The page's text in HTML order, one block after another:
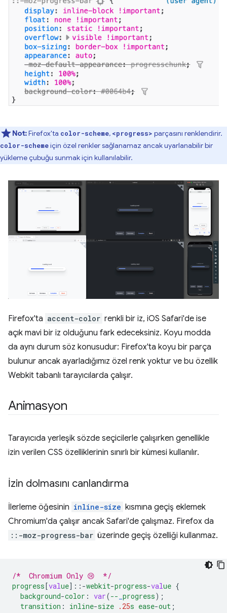
Not:Firefox'ta color-scheme, <progress> parçasını renklendirir.
color-schemeiçin özel renkler sağlanamaz ancak uyarlanabilir bir
yükleme çubuğu sunmak için kullanılabilir.
Firefox'ta accent-color renkli bir iz, iOS Safari'de ise
açık mavi bir iz olduğunu fark edeceksiniz. Koyu modda
da aynı durum söz konusudur: Firefox'ta koyu bir parça
bulunur ancak ayarladığımız özel renk yoktur ve bu özellik
Webkit tabanlı tarayıcılarda çalışır.
Animasyon
Tarayıcıda yerleşik sözde seçicilerle çalışırken genellikle
izin verilen CSS özelliklerinin sınırlı bir kümesi kullanılır.
İzin dolmasını canlandırma
İlerleme öğesinin inline-size kısmına geçiş eklemek
Chromium'da çalışır ancak Safari'de çalışmaz. Firefox da
::-moz-progress-bar üzerinde geçiş özelliği kullanmaz.
/*  Chromium Only 😢  */
progress [value] ::-webkit-progress-value {
background-color : var(-- progress);
transition : inline-size .25s ease-out ;